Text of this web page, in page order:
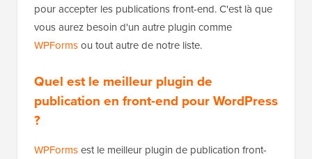
pour accepter les publications front-end. C'est là que
vous aurez besoin d'un autre plugin comme
WPFormsou tout autre de notre liste.
Quel est le meilleur plugin de
publication en front-end pour WordPress
?
WPFormsest le meilleur plugin de publication front-